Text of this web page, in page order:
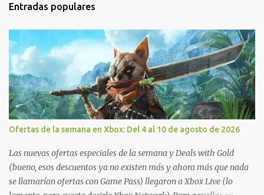
Entradas populares
Ofertas de la semana en Xbox: Del 4 al 10 de agosto de 2026
Las nuevas ofertas especiales de la semana y Deals with Gold
(bueno, esos descuentos ya no existen más y ahora más que nada
se llamarían ofertas con Game Pass) llegaron a Xbox Live (lo